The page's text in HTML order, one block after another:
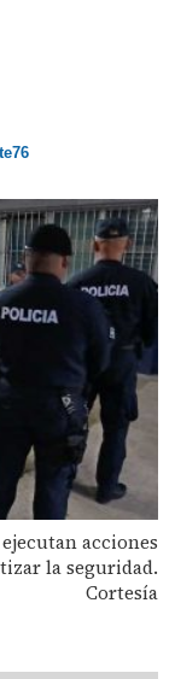
acciones
la seguridad.
Cortesía